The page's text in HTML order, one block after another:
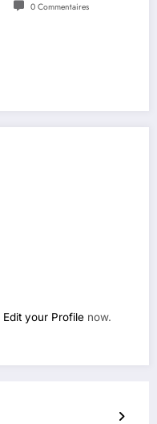
0 Commentaires
Edit your Profile now.